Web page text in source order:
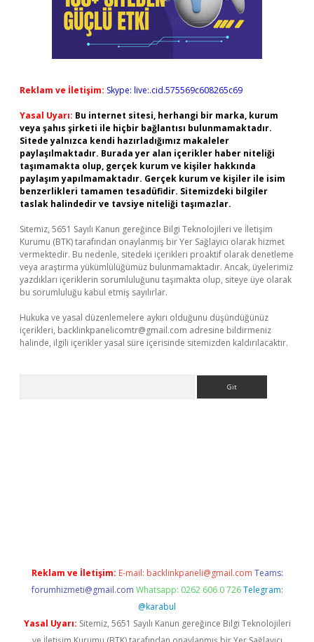
Reklam ve İletişim: Skype: live:.cid.575569c608265c69
Yasal Uyarı: Bu internet sitesi, herhangi bir marka, kurum
veya şahıs şirketi ile hiçbir bağlantısı bulunmamaktadır.
Sitede yalnızca kendi hazırladığımız makaleler
paylaşılmaktadır. Burada yer alan içerikler haber niteliği
taşımamakta olup, gerçek kurum ve kişiler hakkında
paylaşım yapılmamaktadır. Gerçek kurum ve kişiler ile isim
benzerlikleri tamamen tesadüfidir. Sitemizdeki bilgiler
taslak halindedir ve tavsiye niteliği taşımazlar.
Sitemiz, 5651 Sayılı Kanun gereğince Bilgi Teknolojileri ve İletişim
Kurumu (BTK) tarafından onaylanmış bir Yer Sağlayıcı olarak hizmet
vermektedir. Bu nedenle, sitedeki içerikleri proaktif olarak denetleme
veya araştırma yükümlülüğümüz bulunmamaktadır. Ancak, üyelerimiz
yazdıkları içeriklerin sorumluluğunu taşımakta olup, siteye üye olarak
bu sorumluluğu kabul etmiş sayılırlar.
Hukuka ve yasal düzenlemelere aykırı olduğunu düşündüğünüz
içerikleri, backlinkpanelicomtr@gmail.com adresine bildirmeniz
halinde, ilgili içerikler yasal süre içerisinde sitemizden kaldırılacaktır.
Reklam ve İletişim: E-mail: backlinkpaneli@gmail.com Teams:
forumhizmeti@gmail.com Whatsapp: 0262 606 0 726 Telegram:
@karabul
Yasal Uyarı: Sitemiz, 5651 Sayılı Kanun gereğince Bilgi Teknolojileri